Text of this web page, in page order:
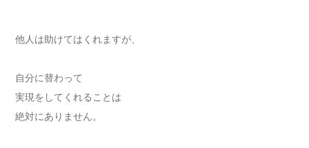
他人は助けてはくれますが、
自分に替わって
実現をしてくれることは
絶対にありません。